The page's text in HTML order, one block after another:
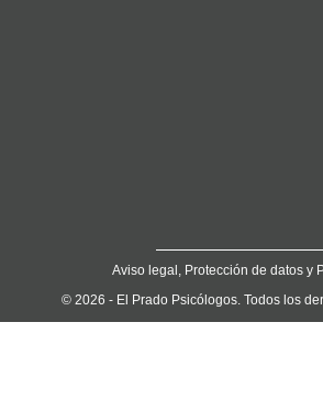
Aviso legal, Protección de datos y
© 2026 - El Prado Psicólogos. Todos los